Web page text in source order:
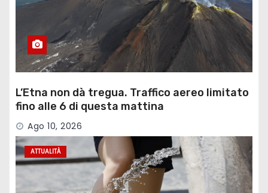
L’Etna non dà tregua. Traffico aereo limitato
fino alle 6 di questa mattina
Ago 10, 2026
ATTUALITÀ